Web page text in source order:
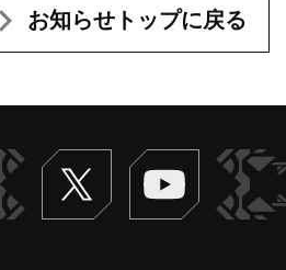
お知らせトップに戻る
Twitter ヴァン